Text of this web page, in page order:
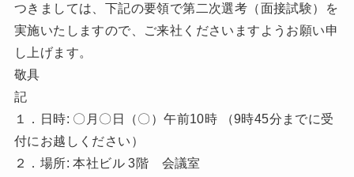
つきましては、下記の要領で第二次選考（面接試験）を
実施いたしますので、ご来社くださいますようお願い申
し上げます。
敬具
記
１．日時: 〇月〇日（〇）午前10時 （9時45分までに受
付にお越しください）
２．場所: 本社ビル 3階 会議室